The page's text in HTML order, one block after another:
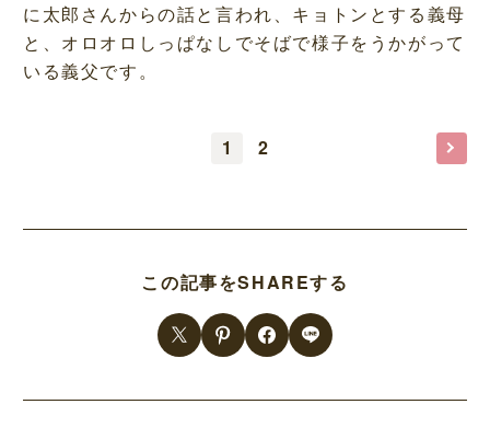
に太郎さんからの話と言われ、キョトンとする義母
と、オロオロしっぱなしでそばで様子をうかがって
いる義父です。
1 2
この記事をSHAREする